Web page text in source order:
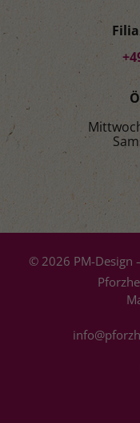
© 2026 PM-Design